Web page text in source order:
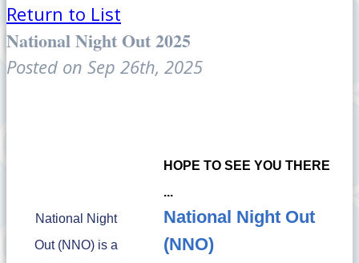
Return to List
National Night Out 2025
Posted on Sep 26th, 2025
National Night
Out (NNO) is a
HOPE TO SEE YOU THERE
...
National Night Out
(NNO)